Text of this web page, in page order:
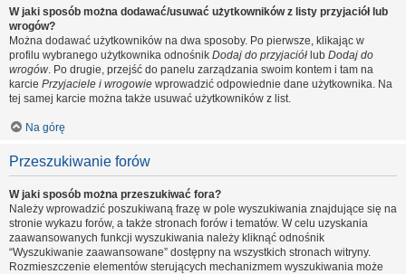
W jaki sposób można dodawać/usuwać użytkowników z listy przyjaciół lub
wrogów?
Można dodawać użytkowników na dwa sposoby. Po pierwsze, klikając w
profilu wybranego użytkownika odnośnik Dodaj do przyjaciół lub Dodaj do
wrogów. Po drugie, przejść do panelu zarządzania swoim kontem i tam na
karcie Przyjaciele i wrogowie wprowadzić odpowiednie dane użytkownika. Na
tej samej karcie można także usuwać użytkowników z list.
Na górę
Przeszukiwanie forów
W jaki sposób można przeszukiwać fora?
Należy wprowadzić poszukiwaną frazę w pole wyszukiwania znajdujące się na
stronie wykazu forów, a także stronach forów i tematów. W celu uzyskania
zaawansowanych funkcji wyszukiwania należy kliknąć odnośnik
“Wyszukiwanie zaawansowane” dostępny na wszystkich stronach witryny.
Rozmieszczenie elementów sterujących mechanizmem wyszukiwania może